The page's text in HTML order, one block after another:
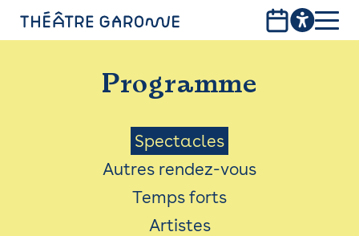
PROGRAMME
INFOS PRATIQUES
AVEC LES PUBLICS
ACCESSIBILITÉ
LES PRODUCTIONS
Programme
Menu
Saison
Spectacles
Autres rendez-vous
Temps forts
Artistes